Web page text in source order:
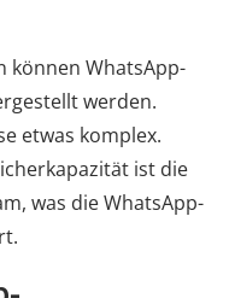
können WhatsApp-
werden.
etwas komplex.
ist die
was die WhatsApp-